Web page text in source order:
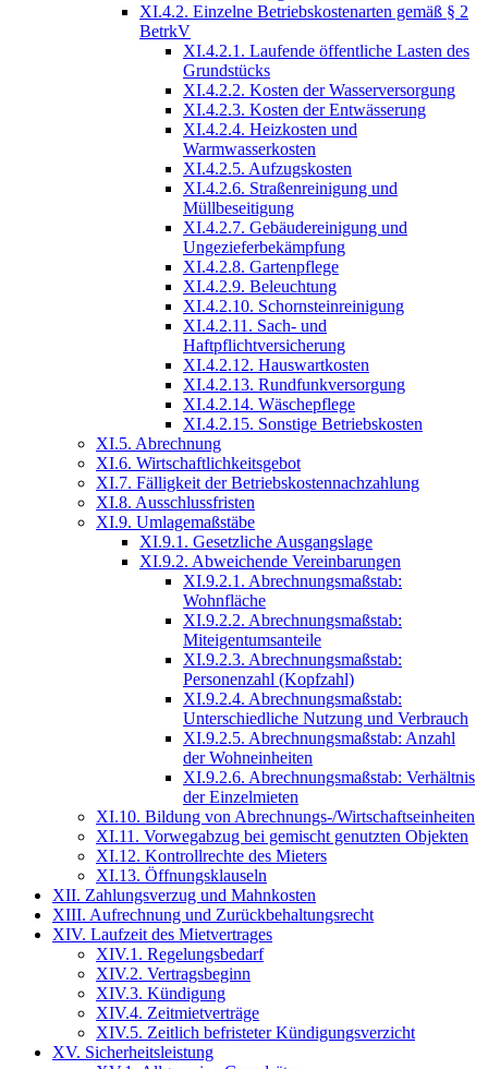
XI.4.2. Einzelne Betriebskostenarten gemäß § 2
BetrkV
XI.4.2.1. Laufende öffentliche Lasten des
Grundstücks
XI.4.2.2. Kosten der Wasserversorgung
XI.4.2.3. Kosten der Entwässerung
XI.4.2.4. Heizkosten und
Warmwasserkosten
XI.4.2.5. Aufzugskosten
XI.4.2.6. Straßenreinigung und
Müllbeseitigung
XI.4.2.7. Gebäudereinigung und
Ungezieferbekämpfung
XI.4.2.8. Gartenpflege
XI.4.2.9. Beleuchtung
XI.4.2.10. Schornsteinreinigung
XI.4.2.11. Sach- und
Haftpflichtversicherung
XI.4.2.12. Hauswartkosten
XI.4.2.13. Rundfunkversorgung
XI.4.2.14. Wäschepflege
XI.4.2.15. Sonstige Betriebskosten
XI.5. Abrechnung
XI.6. Wirtschaftlichkeitsgebot
XI.7. Fälligkeit der Betriebskostennachzahlung
XI.8. Ausschlussfristen
XI.9. Umlagemaßstäbe
XI.9.1. Gesetzliche Ausgangslage
XI.9.2. Abweichende Vereinbarungen
XI.9.2.1. Abrechnungsmaßstab:
Wohnfläche
XI.9.2.2. Abrechnungsmaßstab:
Miteigentumsanteile
XI.9.2.3. Abrechnungsmaßstab:
Personenzahl (Kopfzahl)
XI.9.2.4. Abrechnungsmaßstab:
Unterschiedliche Nutzung und Verbrauch
XI.9.2.5. Abrechnungsmaßstab: Anzahl
der Wohneinheiten
XI.9.2.6. Abrechnungsmaßstab: Verhältnis
der Einzelmieten
XI.10. Bildung von Abrechnungs-/Wirtschaftseinheiten
XI.11. Vorwegabzug bei gemischt genutzten Objekten
XI.12. Kontrollrechte des Mieters
XI.13. Öffnungsklauseln
XII. Zahlungsverzug und Mahnkosten
XIII. Aufrechnung und Zurückbehaltungsrecht
XIV. Laufzeit des Mietvertrages
XIV.1. Regelungsbedarf
XIV.2. Vertragsbeginn
XIV.3. Kündigung
XIV.4. Zeitmietverträge
XIV.5. Zeitlich befristeter Kündigungsverzicht
XV. Sicherheitsleistung